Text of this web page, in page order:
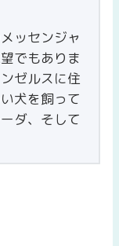
ッセンジャ
でもありま
ゼルスに住
犬を飼って
ダ、そして